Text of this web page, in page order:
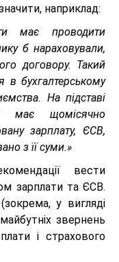
наприклад:
має проводити
б нараховували,
договору. Такий
в бухгалтерському
На підставі
має щомісячно
зарплату, ЄСВ,
з її суми.»
вести
зарплати та ЄСВ.
у вигляді
звернень
і страхового